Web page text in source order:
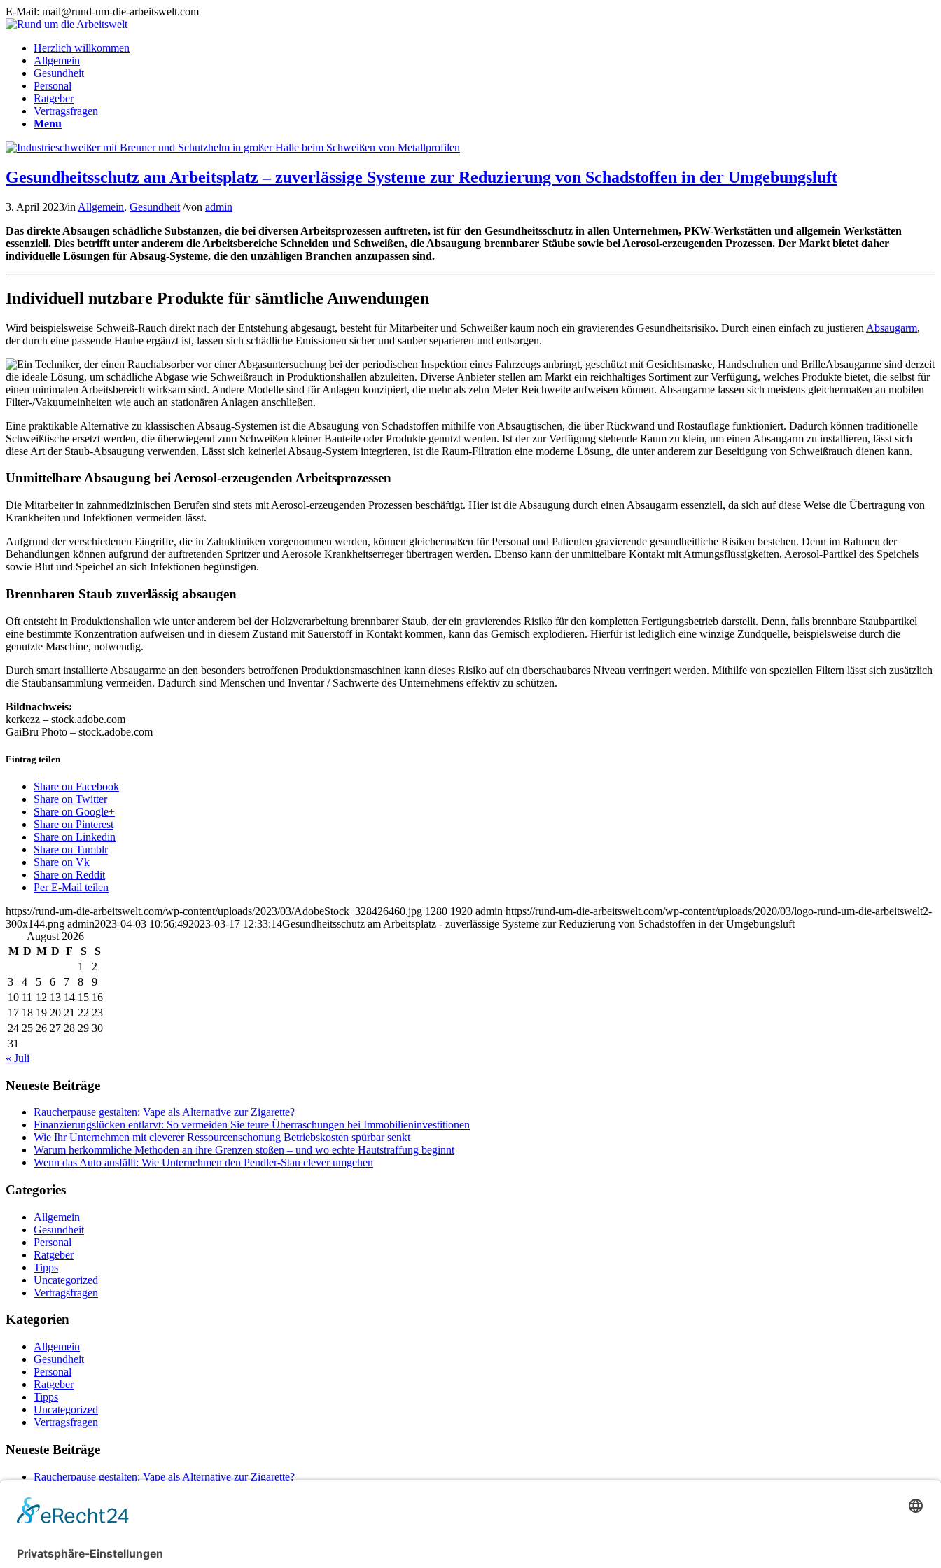
E-Mail: mail@rund-um-die-arbeitswelt.com
Herzlich willkommen
Allgemein
Gesundheit
Personal
Ratgeber
Vertragsfragen
Menu
Gesundheitsschutz am Arbeitsplatz – zuverlässige Systeme zur Reduzierung von Schadstoffen in der Umgebungsluft
3. April 2023/in Allgemein, Gesundheit /von admin
Das direkte Absaugen schädliche Substanzen, die bei diversen Arbeitsprozessen auftreten, ist für den Gesundheitsschutz in allen Unternehmen, PKW-Werkstätten und allgemein Werkstätten
essenziell. Dies betrifft unter anderem die Arbeitsbereiche Schneiden und Schweißen, die Absaugung brennbarer Stäube sowie bei Aerosol-erzeugenden Prozessen. Der Markt bietet daher
individuelle Lösungen für Absaug-Systeme, die den unzähligen Branchen anzupassen sind.
Individuell nutzbare Produkte für sämtliche Anwendungen
Wird beispielsweise Schweiß-Rauch direkt nach der Entstehung abgesaugt, besteht für Mitarbeiter und Schweißer kaum noch ein gravierendes Gesundheitsrisiko. Durch einen einfach zu justieren Absaugarm,
der durch eine passende Haube ergänzt ist, lassen sich schädliche Emissionen sicher und sauber separieren und entsorgen.
Absaugarme sind derzeit
die ideale Lösung, um schädliche Abgase wie Schweißrauch in Produktionshallen abzuleiten. Diverse Anbieter stellen am Markt ein reichhaltiges Sortiment zur Verfügung, welches Produkte bietet, die selbst für
einen minimalen Arbeitsbereich wirksam sind. Andere Modelle sind für Anlagen konzipiert, die mehr als zehn Meter Reichweite aufweisen können. Absaugarme lassen sich meistens gleichermaßen an mobilen
Filter-/Vakuumeinheiten wie auch an stationären Anlagen anschließen.
Eine praktikable Alternative zu klassischen Absaug-Systemen ist die Absaugung von Schadstoffen mithilfe von Absaugtischen, die über Rückwand und Rostauflage funktioniert. Dadurch können traditionelle
Schweißtische ersetzt werden, die überwiegend zum Schweißen kleiner Bauteile oder Produkte genutzt werden. Ist der zur Verfügung stehende Raum zu klein, um einen Absaugarm zu installieren, lässt sich
diese Art der Staub-Absaugung verwenden. Lässt sich keinerlei Absaug-System integrieren, ist die Raum-Filtration eine moderne Lösung, die unter anderem zur Beseitigung von Schweißrauch dienen kann.
Unmittelbare Absaugung bei Aerosol-erzeugenden Arbeitsprozessen
Die Mitarbeiter in zahnmedizinischen Berufen sind stets mit Aerosol-erzeugenden Prozessen beschäftigt. Hier ist die Absaugung durch einen Absaugarm essenziell, da sich auf diese Weise die Übertragung von
Krankheiten und Infektionen vermeiden lässt.
Aufgrund der verschiedenen Eingriffe, die in Zahnkliniken vorgenommen werden, können gleichermaßen für Personal und Patienten gravierende gesundheitliche Risiken bestehen. Denn im Rahmen der
Behandlungen können aufgrund der auftretenden Spritzer und Aerosole Krankheitserreger übertragen werden. Ebenso kann der unmittelbare Kontakt mit Atmungsflüssigkeiten, Aerosol-Partikel des Speichels
sowie Blut und Speichel an sich Infektionen begünstigen.
Brennbaren Staub zuverlässig absaugen
Oft entsteht in Produktionshallen wie unter anderem bei der Holzverarbeitung brennbarer Staub, der ein gravierendes Risiko für den kompletten Fertigungsbetrieb darstellt. Denn, falls brennbare Staubpartikel
eine bestimmte Konzentration aufweisen und in diesem Zustand mit Sauerstoff in Kontakt kommen, kann das Gemisch explodieren. Hierfür ist lediglich eine winzige Zündquelle, beispielsweise durch die
genutzte Maschine, notwendig.
Durch smart installierte Absaugarme an den besonders betroffenen Produktionsmaschinen kann dieses Risiko auf ein überschaubares Niveau verringert werden. Mithilfe von speziellen Filtern lässt sich zusätzlich
die Staubansammlung vermeiden. Dadurch sind Menschen und Inventar / Sachwerte des Unternehmens effektiv zu schützen.
Bildnachweis:
kerkezz – stock.adobe.com
GaiBru Photo – stock.adobe.com
Eintrag teilen
Share on Facebook
Share on Twitter
Share on Google+
Share on Pinterest
Share on Linkedin
Share on Tumblr
Share on Vk
Share on Reddit
Per E-Mail teilen
https://rund-um-die-arbeitswelt.com/wp-content/uploads/2023/03/AdobeStock_328426460.jpg 1280 1920 admin https://rund-um-die-arbeitswelt.com/wp-content/uploads/2020/03/logo-rund-um-die-arbeitswelt2-
300x144.png admin2023-04-03 10:56:492023-03-17 12:33:14Gesundheitsschutz am Arbeitsplatz - zuverlässige Systeme zur Reduzierung von Schadstoffen in der Umgebungsluft
August 2026
M D M D F S
S
1
2
3
4 5 6 7 8
9
10 11 12 13 14 15 16
17 18 19 20 21 22 23
24 25 26 27 28 29 30
31
« Juli
Neueste Beiträge
Raucherpause gestalten: Vape als Alternative zur Zigarette?
Finanzierungslücken entlarvt: So vermeiden Sie teure Überraschungen bei Immobilieninvestitionen
Wie Ihr Unternehmen mit cleverer Ressourcenschonung Betriebskosten spürbar senkt
Warum herkömmliche Methoden an ihre Grenzen stoßen – und wo echte Hautstraffung beginnt
Wenn das Auto ausfällt: Wie Unternehmen den Pendler-Stau clever umgehen
Categories
Allgemein
Gesundheit
Personal
Ratgeber
Tipps
Uncategorized
Vertragsfragen
Kategorien
Allgemein
Gesundheit
Personal
Ratgeber
Tipps
Uncategorized
Vertragsfragen
Neueste Beiträge
Raucherpause gestalten: Vape als Alternative zur Zigarette?
Wie Ihr Unternehmen mit cleverer Ressourcenschonung Betriebskosten spürbar senkt
Warum herkömmliche Methoden an ihre Grenzen stoßen – und wo echte Hautstraffung beginnt
Wenn das Auto ausfällt: Wie Unternehmen den Pendler-Stau clever umgehen
© Copyright - Rund um die Arbeitswelt